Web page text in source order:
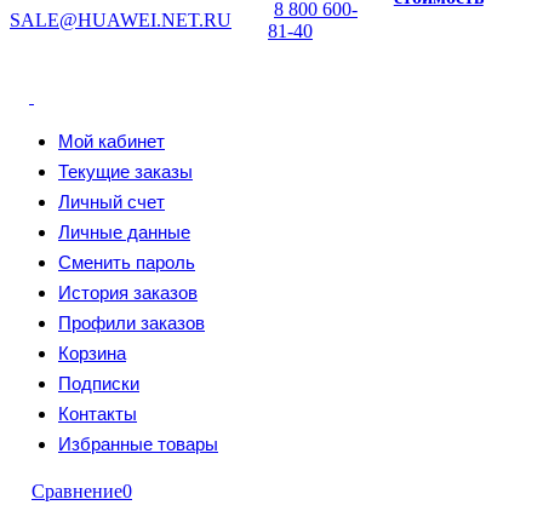
SALE@HUAWEI.NET.RU
8 800 600-
81-40
Мой кабинет
Текущие заказы
Личный счет
Личные данные
Сменить пароль
История заказов
Профили заказов
Корзина
Подписки
Контакты
Избранные товары
Сравнение0